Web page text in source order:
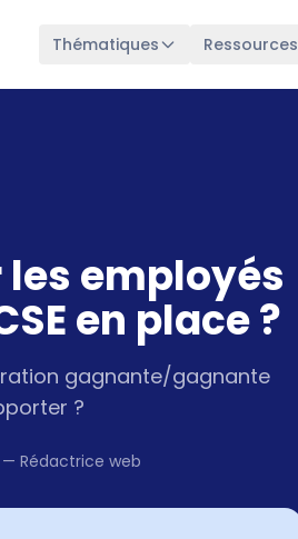
Thématiques Ressources
employés
en place ?
gagnante/gagnante
?
Rédactrice web